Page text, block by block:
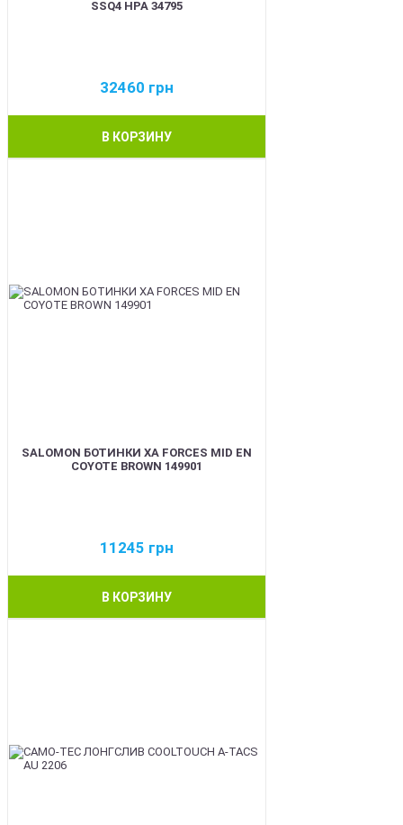
SSQ4 HPA 34795
32460 грн
В КОРЗИНУ
SALOMON БОТИНКИ XA FORCES MID EN
COYOTE BROWN 149901
11245 грн
В КОРЗИНУ